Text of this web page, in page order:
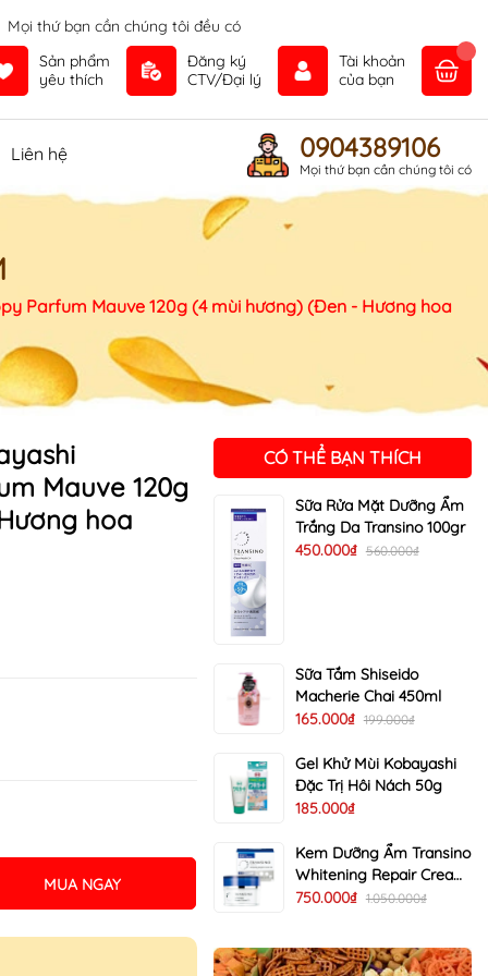
Mọi thứ bạn cần chúng tôi đều có
Sản phẩm
yêu thích
Đăng ký
CTV/Đại lý
Tài khoản
của bạn
Liên hệ 0904389106
Mọi thứ bạn cần chúng tôi có
Parfum Mauve 120g (4 mùi hương) (Đen - Hương hoa
Mauve 120g
hoa
MUA NGAY
CÓ THỂ BẠN THÍCH
Sữa Rửa Mặt Dưỡng Ẩm
Trắng Da Transino 100gr
450.000₫ 560.000₫
Sữa Tắm Shiseido
Macherie Chai 450ml
165.000₫ 199.000₫
Gel Khử Mùi Kobayashi
Đặc Trị Hôi Nách 50g
185.000₫
Kem Dưỡng Ẩm Transino
Whitening Repair Cream
EX Trị Nám Trắng Da 35g
750.000₫ 1.050.000₫